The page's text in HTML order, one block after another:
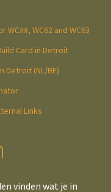
WC##, WC62 and WC63
Card in Detroit
Detroit (NL/BE)
Links
vinden wat je in